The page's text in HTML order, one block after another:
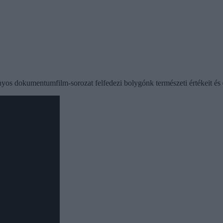
dokumentumfilm-sorozat felfedezi bolygónk természeti értékeit és